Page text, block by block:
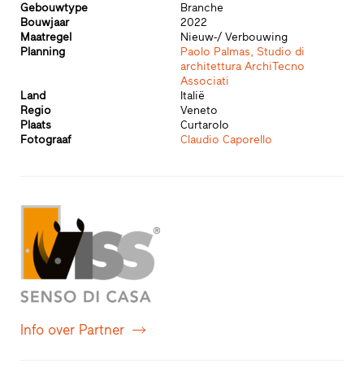
Gebouwtype
Branche
Bouwjaar
2022
Maatregel
Nieuw-/ Verbouwing
Planning
Paolo Palmas, Studio di
architettura ArchiTecno
Associati
Land
Italië
Regio
Veneto
Plaats
Curtarolo
Fotograaf
Claudio Caporello
Info over Partner